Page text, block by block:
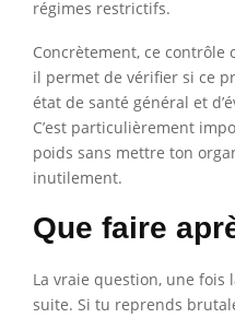
régimes restrictifs.
Concrètement, ce contrôle
il permet de vérifier si ce
état de santé général et
C’est particulièrement
poids sans mettre ton
inutilement.
Que faire
La vraie question, une fois
suite. Si tu reprends